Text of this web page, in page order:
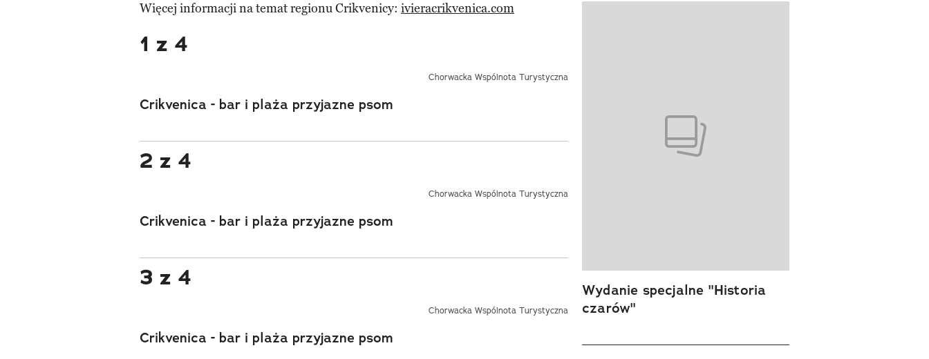
Więcej informacji na temat regionu Crikvenicy: ivieracrikvenica.com
1 z 4
Chorwacka Wspólnota Turystyczna
Crikvenica - bar i plaża przyjazne psom
2 z 4
Chorwacka Wspólnota Turystyczna
Crikvenica - bar i plaża przyjazne psom
3 z 4
Chorwacka Wspólnota Turystyczna
Crikvenica - bar i plaża przyjazne psom
Wydanie specjalne "Historia
czarów"